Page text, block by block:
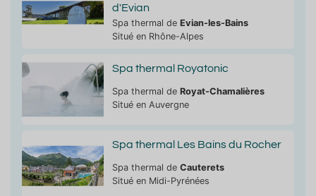
d'Evian
Spa thermal de Evian-les-Bains
Situé en Rhône-Alpes
Spa thermal Royatonic
Spa thermal de Royat-Chamalières
Situé en Auvergne
Spa thermal Les Bains du Rocher
Spa thermal de Cauterets
Situé en Midi-Pyrénées